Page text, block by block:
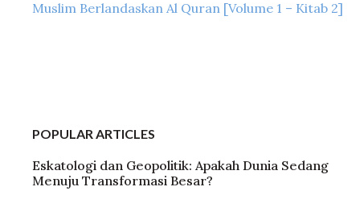
Muslim Berlandaskan Al Quran [Volume 1 – Kitab 2]
POPULAR ARTICLES
Eskatologi dan Geopolitik: Apakah Dunia Sedang
Menuju Transformasi Besar?